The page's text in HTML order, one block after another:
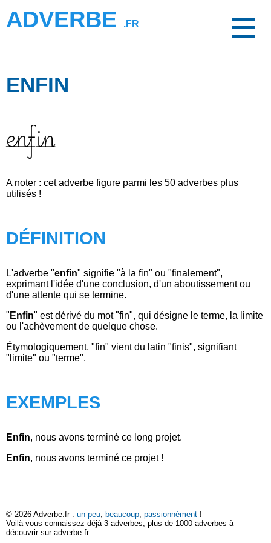
ADVERBE .FR
ENFIN
enfin
A noter : cet adverbe figure parmi les 50 adverbes plus
utilisés !
DÉFINITION
L'adverbe "enfin" signifie "à la fin" ou "finalement",
exprimant l'idée d'une conclusion, d'un aboutissement ou
d'une attente qui se termine.
" Enfin" est dérivé du mot "fin", qui désigne le terme, la limite
ou l'achèvement de quelque chose.
Étymologiquement, "fin" vient du latin "finis", signifiant
"limite" ou "terme".
EXEMPLES
Enfin, nous avons terminé ce long projet.
Enfin, nous avons terminé ce projet !
© 2026 Adverbe.fr : un peu, beaucoup, passionnément !
Voilà vous connaissez déjà 3 adverbes, plus de 1000 adverbes à
découvrir sur adverbe.fr